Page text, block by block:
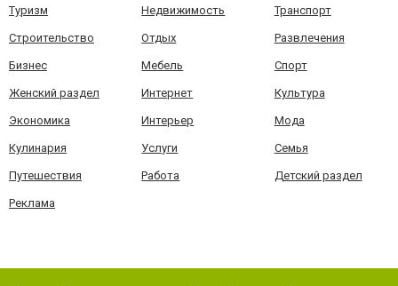
Туризм Недвижимость Транспорт
Строительство Отдых Развлечения
Бизнес Мебель Спорт
Женский раздел Интернет Культура
Экономика Интерьер Мода
Кулинария Услуги Семья
Путешествия Работа Детский раздел
Реклама